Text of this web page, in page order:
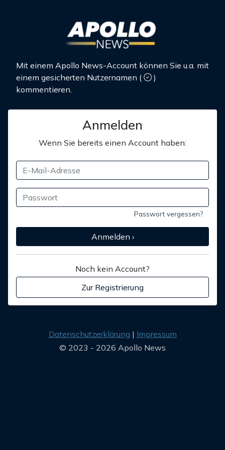
Mit einem Apollo News-Account können Sie u.a. mit
einem gesicherten Nutzernamen (
)
kommentieren.
Anmelden
Wenn Sie bereits einen Account haben:
Passwort vergessen?
Anmelden ›
Noch kein Account?
Zur Registrierung
Datenschutzerklärung
Impressum
© 2023 - 2026 Apollo News